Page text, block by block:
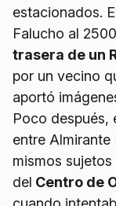
estacionados.
Falucho al
trasera de un
por un vecino
aportó
Poco después,
entre
mismos
del Centro de